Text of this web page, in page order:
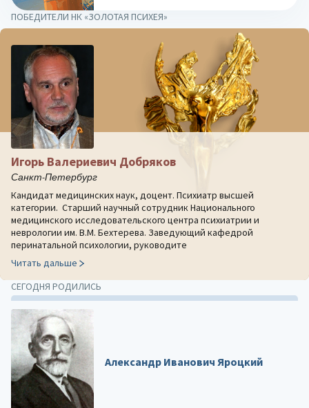
ПОБЕДИТЕЛИ НК «ЗОЛОТАЯ ПСИХЕЯ»
Игорь Валериевич Добряков
Санкт-Петербург
Кандидат медицинских наук, доцент. Психиатр высшей
категории. Старший научный сотрудник Национального
медицинского исследовательского центра психиатрии и
неврологии им. В.М. Бехтерева. Заведующий кафедрой
перинатальной психологии, руководите
Читать дальше
СЕГОДНЯ РОДИЛИСЬ
Александр Иванович Яроцкий